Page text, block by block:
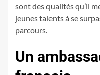
sont des qualités qu’il
jeunes talents à se
parcours.
Un